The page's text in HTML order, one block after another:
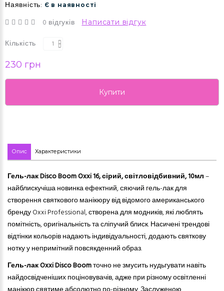
Наявність: Є в наявності
0 відгуків Написати відгук
Кількість
230 грн
Купити
Опис Характеристики
Гель-лак Disco Boom Oxxi 16, сірий, світловідбивний, 10мл–
найблискучіша новинка ефектний, сяючий гель-лак для
створення святкового манікюру від відомого американського
бренду Oxxi Professional, створена для модників, які люблять
помітність, оригінальність та сліпучий блиск. Насичені трендові
відтінки кольорів надають індивідуальності, додають святкову
нотку у непримітний повсякденний образ.
Гель-лак Oxxi Disco Boomточно не змусить нудьгувати навіть
найдосвідченіших поціновувачів, адже при різному освітленні